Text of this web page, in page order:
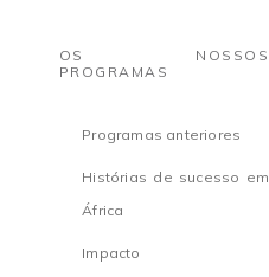
OS NOSSOS
PROGRAMAS
Programas anteriores
Histórias de sucesso em
África
Impacto